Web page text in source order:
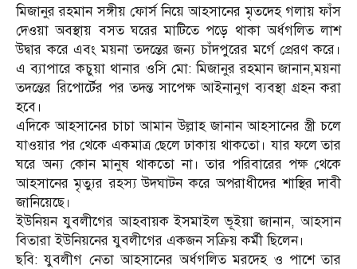
মিজানুর রহমান সঙ্গীয় ফোর্স নিয়ে আহসানের মৃতদেহ গলায় ফাঁস
দেওয়া অবস্থায় বসত ঘরের মাটিতে পড়ে থাকা অর্ধগলিত লাশ
উদ্বার করে এবং ময়না তদন্তের জন্য চাঁদপুরের মর্গে প্রেরণ করে।
এ ব্যাপারে কচুয়া থানার ওসি মো: মিজানুর রহমান জানান,ময়না
তদন্তের রিপোর্টের পর তদন্ত সাপেক্ষ আইনানুগ ব্যবস্থা গ্রহন করা
হবে।
এদিকে আহসানের চাচা আমান উল্লাহ জানান আহসানের স্ত্রী চলে
যাওয়ার পর থেকে একমাত্র ছেলে ঢাকায় থাকতো। যার ফলে তার
ঘরে অন্য কোন মানুষ থাকতো না। তার পরিবারের পক্ষ থেকে
আহসানের মৃত্যুর রহস্য উদঘাটন করে অপরাধীদের শাস্থির দাবী
জানিয়েছে।
ইউনিয়ন যুবলীগের আহবায়ক ইসমাইল ভূইয়া জানান, আহসান
বিতারা ইউনিয়নের যুবলীগের একজন সক্রিয় কর্মী ছিলেন।
ছবি: যুবলীগ নেতা আহসানের অর্ধগলিত মরদেহ ও পাশে তার